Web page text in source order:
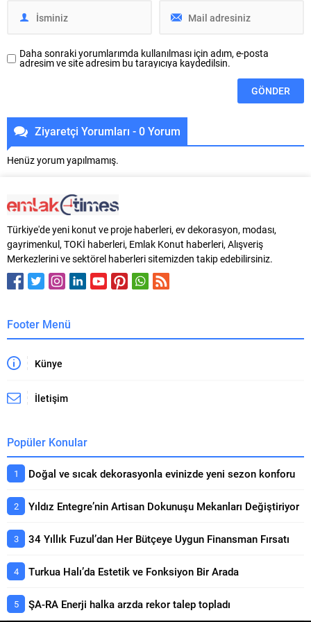
Daha sonraki yorumlarımda kullanılması için adım, e-posta
adresim ve site adresim bu tarayıcıya kaydedilsin.
Ziyaretçi Yorumları - 0 Yorum
Henüz yorum yapılmamış.
Türkiye'de yeni konut ve proje haberleri, ev dekorasyon, modası,
gayrimenkul, TOKİ haberleri, Emlak Konut haberleri, Alışveriş
Merkezlerini ve sektörel haberleri sitemizden takip edebilirsiniz.
Footer Menü
Künye
İletişim
Popüler Konular
Doğal ve sıcak dekorasyonla evinizde yeni sezon konforu
Yıldız Entegre’nin Artisan Dokunuşu Mekanları Değiştiriyor
34 Yıllık Fuzul’dan Her Bütçeye Uygun Finansman Fırsatı
Turkua Halı’da Estetik ve Fonksiyon Bir Arada
ŞA-RA Enerji halka arzda rekor talep topladı